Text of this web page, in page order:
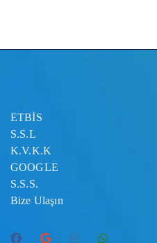
ETBİS
S.S.L
K.V.K.K
GOOGLE
S.S.S.
Bize Ulaşın